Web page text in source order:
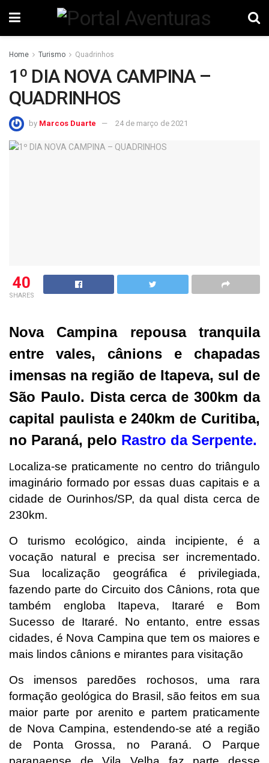
Home Turismo Quadrinhos
1º DIA NOVA CAMPINA –
QUADRINHOS
by Marcos Duarte 24 de março de 2021
40
SHARES
Nova Campina repousa tranquila
entre vales, cânions e chapadas
imensas na região de Itapeva, sul de
São Paulo. Dista cerca de 300km da
capital paulista e 240km de Curitiba,
no Paraná, pelo Rastro da Serpente.
Localiza-se praticamente no centro do triângulo
imaginário formado por essas duas capitais e a
cidade de Ourinhos/SP, da qual dista cerca de
230km.
O turismo ecológico, ainda incipiente, é a
vocação natural e precisa ser incrementado.
Sua localização geográfica é privilegiada,
fazendo parte do Circuito dos Cânions, rota que
também engloba Itapeva, Itararé e Bom
Sucesso de Itararé. No entanto, entre essas
cidades, é Nova Campina que tem os maiores e
mais lindos cânions e mirantes para visitação
Os imensos paredões rochosos, uma rara
formação geológica do Brasil, são feitos em sua
maior parte por arenito e partem praticamente
de Nova Campina, estendendo-se até a região
de Ponta Grossa, no Paraná. O Parque